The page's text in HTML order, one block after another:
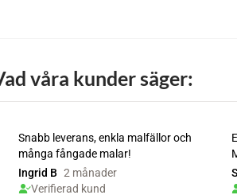
våra kunder säger: